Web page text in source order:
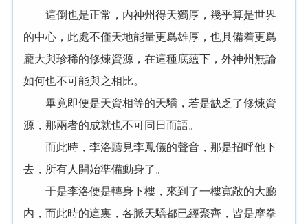
這倒也是正常，内神州得天獨厚，幾乎算是世界
的中心，此處不僅天地能量更爲雄厚，也具備着更爲
龐大與珍稀的修煉資源，在這種底蘊下，外神州無論
如何也不可能與之相比。
畢竟即便是天資相等的天驕，若是缺乏了修煉資
源，那兩者的成就也不可同日而語。
而此時，李洛聽見李鳳儀的聲音，那是招呼他下
去，所有人開始準備動身了。
于是李洛便是轉身下樓，來到了一樓寬敞的大廳
内，而此時的這裏，各脈天驕都已經聚齊，皆是摩拳